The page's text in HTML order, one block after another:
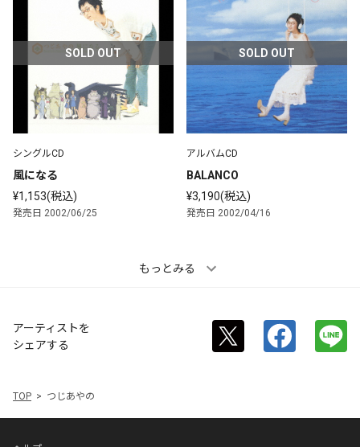
SOLD OUT
シングルCD
風になる
¥1,153(税込)
発売日 2002/06/25
SOLD OUT
アルバムCD
BALANCO
¥3,190(税込)
発売日 2002/04/16
もっとみる
アーティストを
シェアする
TOP つじあやの